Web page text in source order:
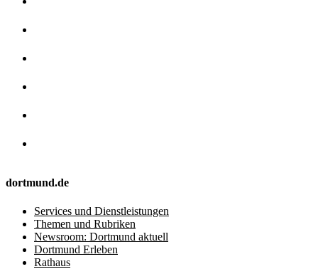
dortmund.de
Services und Dienstleistungen
Themen und Rubriken
Newsroom: Dortmund aktuell
Dortmund Erleben
Rathaus